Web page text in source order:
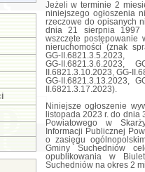
Jeżeli w terminie 2
niniejszego ogłoszenia
rzeczowe do opisanych
dnia 21 sierpnia 1997
wszczęte postępowanie
nieruchomości (znak
GG-II.6821.3.5.2023,
GG-II.6821.3.6.2023,
II.6821.3.10.2023, GG-
GG-II.6821.3.13.2023,
II.6821.3.17.2023).
Niniejsze ogłoszenie
listopada 2023 r. do dnia
Powiatowego w
Informacji Publicznej
o zasięgu
Gminy Suchedniów
opublikowania w
Suchedniów na okres 2